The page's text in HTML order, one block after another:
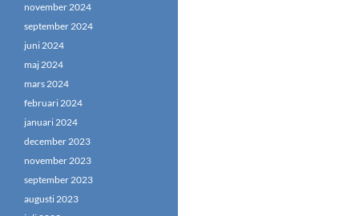
november 2024
september 2024
juni 2024
maj 2024
mars 2024
februari 2024
januari 2024
december 2023
november 2023
september 2023
augusti 2023